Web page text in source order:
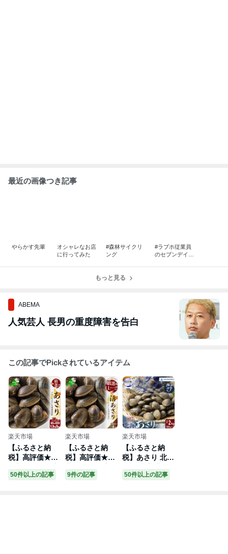
最近の画像つき記事
やらかす先輩
オシャレなお店
に行ってみた
#森林サイクリ
ング
#ラブホ従業員
のセブンデイズ
もっと見る
ABEMA
人気芸人 長男の重度障害を告白
この記事でPickされているアイテム
楽天市場
【ふるさと納
税】高評価★4.5
8 北海道 野付産
天然 あさり 選
50件以上の記事
楽天市場
【ふるさと納
税】高評価★5.0
北海道 野付産
大粒 天然 活あ
9件の記事
楽天市場
【ふるさと納
税】あさり 北海
道 厚岸産 北海
あさり 2kg (500
50件以上の記事